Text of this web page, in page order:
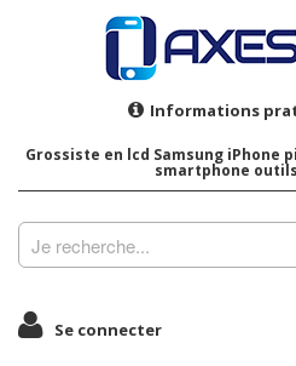
Informations
Grossiste en lcd Samsung iPhone
smartphone
Se connecter